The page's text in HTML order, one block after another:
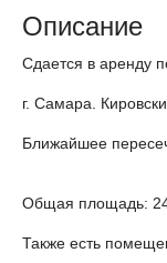
Описание
Сдается в аренду
г. Самара.
Ближайшее
Общая площадь:
Также есть